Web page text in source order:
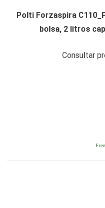
Polti Forzaspira
bolsa, 2 litros
Consultar